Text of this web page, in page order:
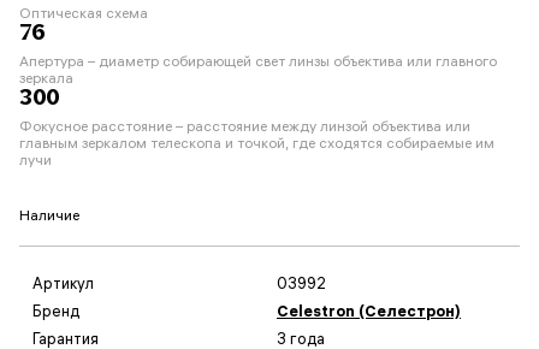
Оптическая схема
76
Апертура – диаметр собирающей свет линзы объектива или главного
зеркала
300
Фокусное расстояние – расстояние между линзой объектива или
главным зеркалом телескопа и точкой, где сходятся собираемые им
лучи
Наличие
Артикул
03992
Бренд
Celestron (Селестрон)
Гарантия
3 года